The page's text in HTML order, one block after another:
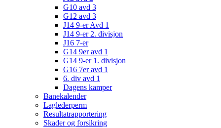
G10 avd 3
G12 avd 3
J14 9-er Avd 1
J14 9-er 2. divisjon
J16 7-er
G14 9er avd 1
G14 9-er 1. divisjon
G16 7er avd 1
6. div avd 1
Dagens kamper
Banekalender
Laglederperm
Resultatrapportering
Skader og forsikring